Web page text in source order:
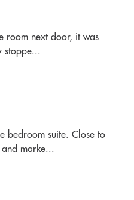
room next door, it was
stoppe...
bedroom suite. Close to
marke...